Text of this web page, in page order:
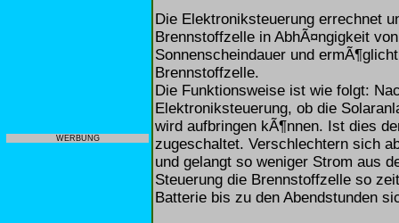
WERBUNG
Die Elektroniksteuerung errechnet
Brennstoffzelle in AbhÃ¤ngigkeit
Sonnenscheindauer und
Brennstoffzelle.
Die Funktionsweise ist wie folgt:
Elektroniksteuerung, ob die
wird aufbringen kÃ¶nnen. Ist dies
zugeschaltet. Verschlechtern sich
und gelangt so weniger Strom aus
Steuerung die Brennstoffzelle so
Batterie bis zu den Abendstunden